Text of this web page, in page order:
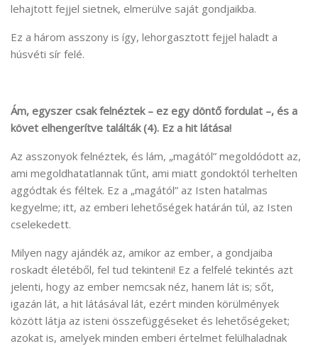
lehajtott fejjel sietnek, elmerülve saját gondjaikba.
Ez a három asszony is így, lehorgasztott fejjel haladt a
húsvéti sír felé.
Ám, egyszer csak felnéztek – ez egy döntő fordulat –, és a
követ elhengerítve találták (4). Ez a hit látása!
Az asszonyok felnéztek, és lám, „magától” megoldódott az,
ami megoldhatatlannak tűnt, ami miatt gondoktól terhelten
aggódtak és féltek. Ez a „magától” az Isten hatalmas
kegyelme; itt, az emberi lehetőségek határán túl, az Isten
cselekedett.
Milyen nagy ajándék az, amikor az ember, a gondjaiba
roskadt életéből, fel tud tekinteni! Ez a felfelé tekintés azt
jelenti, hogy az ember nemcsak néz, hanem lát is; sőt,
igazán lát, a hit látásával lát, ezért minden körülmények
között látja az isteni összefüggéseket és lehetőségeket;
azokat is, amelyek minden emberi értelmet felülhaladnak